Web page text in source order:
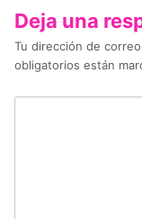
Deja una
Tu dirección de
obligatorios están